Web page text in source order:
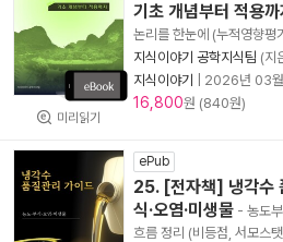
미리읽기
기초 개념부터 적용까
논리를 한눈에 (누적영향평
지식이야기 공학지식팀 (지
지식이야기
2026년 03월
16,800원 (840원)
ePub
25. [전자책] 냉각수
식·오염·미생물 - 농도
흐름 정리 (비등점, 서모스